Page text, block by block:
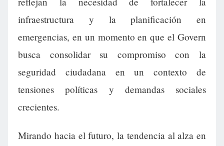
infraestructura y la planificación en
emergencias, en un momento en que el Govern
busca consolidar su compromiso con la
seguridad ciudadana en un contexto de
tensiones políticas y demandas sociales
crecientes.
Mirando hacia el futuro, la tendencia al alza en